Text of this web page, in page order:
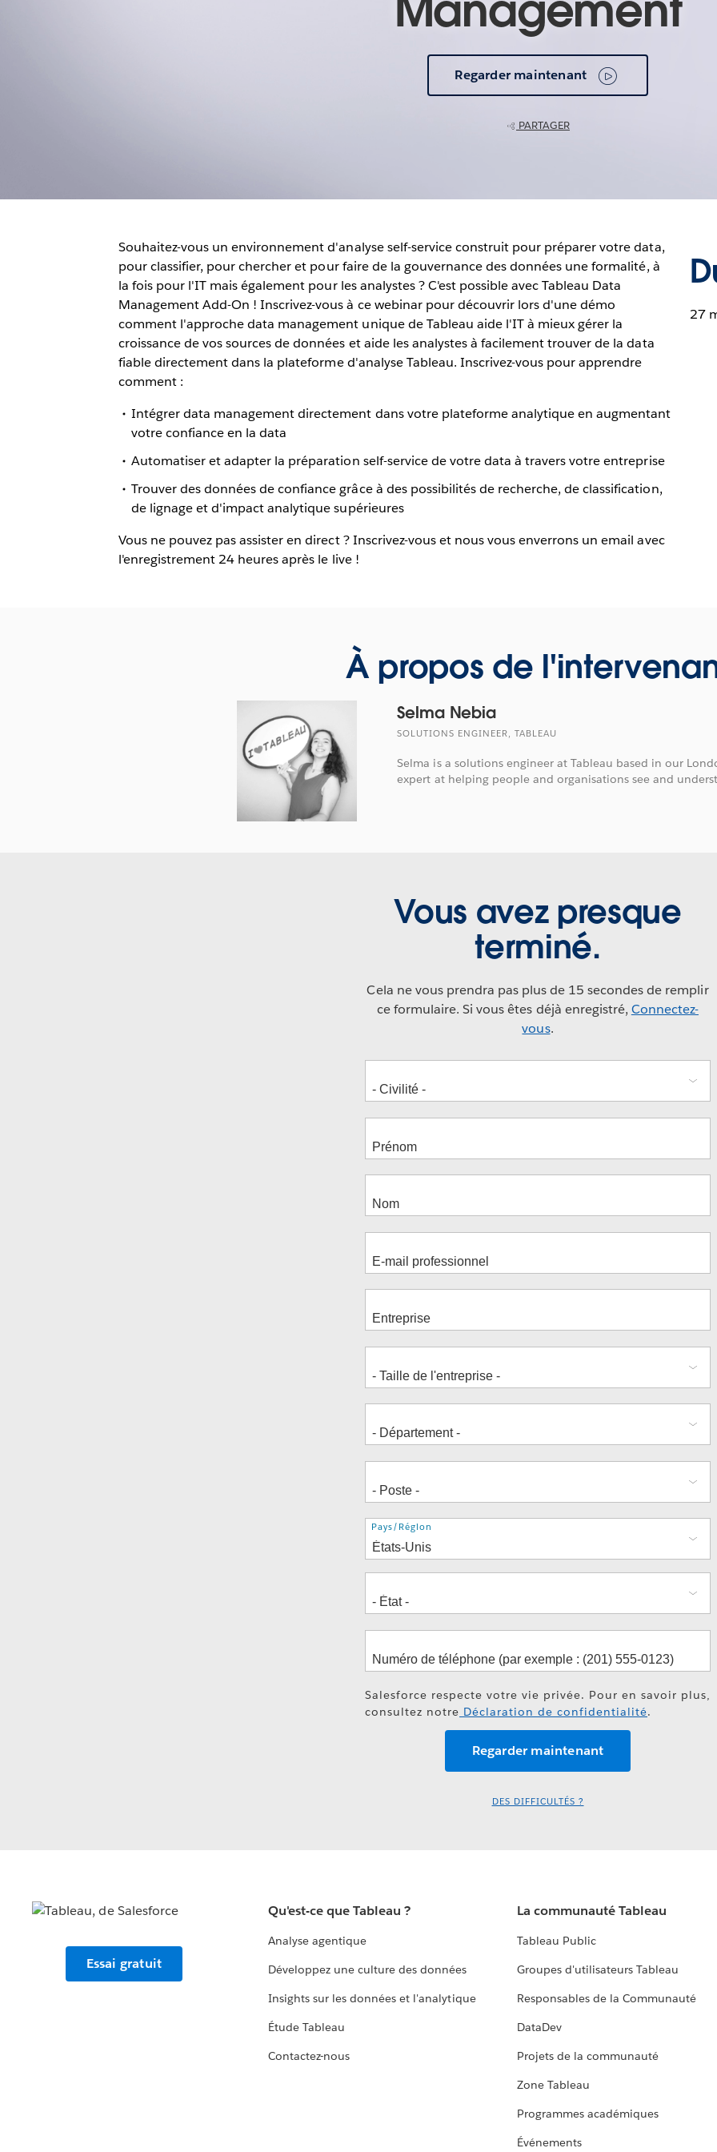
Regarder maintenant
PARTAGER
Souhaitez-vous un environnement d'analyse self-service construit pour préparer votre data,
pour classifier, pour chercher et pour faire de la gouvernance des données une formalité, à
la fois pour l'IT mais également pour les analystes ? C'est possible avec Tableau Data
Management Add-On ! Inscrivez-vous à ce webinar pour découvrir lors d'une démo
comment l'approche data management unique de Tableau aide l'IT à mieux gérer la
croissance de vos sources de données et aide les analystes à facilement trouver de la data
fiable directement dans la plateforme d'analyse Tableau. Inscrivez-vous pour apprendre
comment :
Intégrer data management directement dans votre plateforme analytique en augmentant
votre confiance en la data
Automatiser et adapter la préparation self-service de votre data à travers votre entreprise
Trouver des données de confiance grâce à des possibilités de recherche, de classification,
de lignage et d'impact analytique supérieures
Vous ne pouvez pas assister en direct ? Inscrivez-vous et nous vous enverrons un email avec
l'enregistrement 24 heures après le live !
27
À propos de
Selma Nebia
SOLUTIONS ENGINEER, TABLEAU
Selma is a solutions engineer at Tableau based in our
expert at helping people and organisations see and
Vous avez presque
terminé.
Cela ne vous prendra pas plus de 15 secondes de remplir
ce formulaire. Si vous êtes déjà enregistré, Connectez-
vous.
Adresse
Pays/Région
Salesforce respecte votre vie privée. Pour en savoir plus,
consultez notre Déclaration de confidentialité.
DES DIFFICULTÉS ?
Essai gratuit
Qu'est-ce que Tableau ?
Analyse agentique
Développez une culture des données
Insights sur les données et l'analytique
Étude Tableau
Contactez-nous
La communauté Tableau
Tableau Public
Groupes d'utilisateurs Tableau
Responsables de la Communauté
DataDev
Projets de la communauté
Zone Tableau
Programmes académiques
Événements